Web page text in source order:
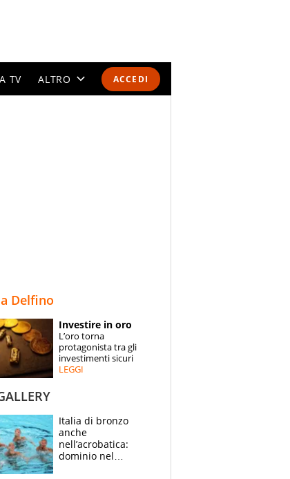
ACCEDI
TV ALTRO
SPECIALI
ESPERTI
Delfino
Investire in oro
L’oro torna
protagonista tra gli
investimenti sicuri
LEGGI
Italia di bronzo
anche
nell’acrobatica:
dominio nel